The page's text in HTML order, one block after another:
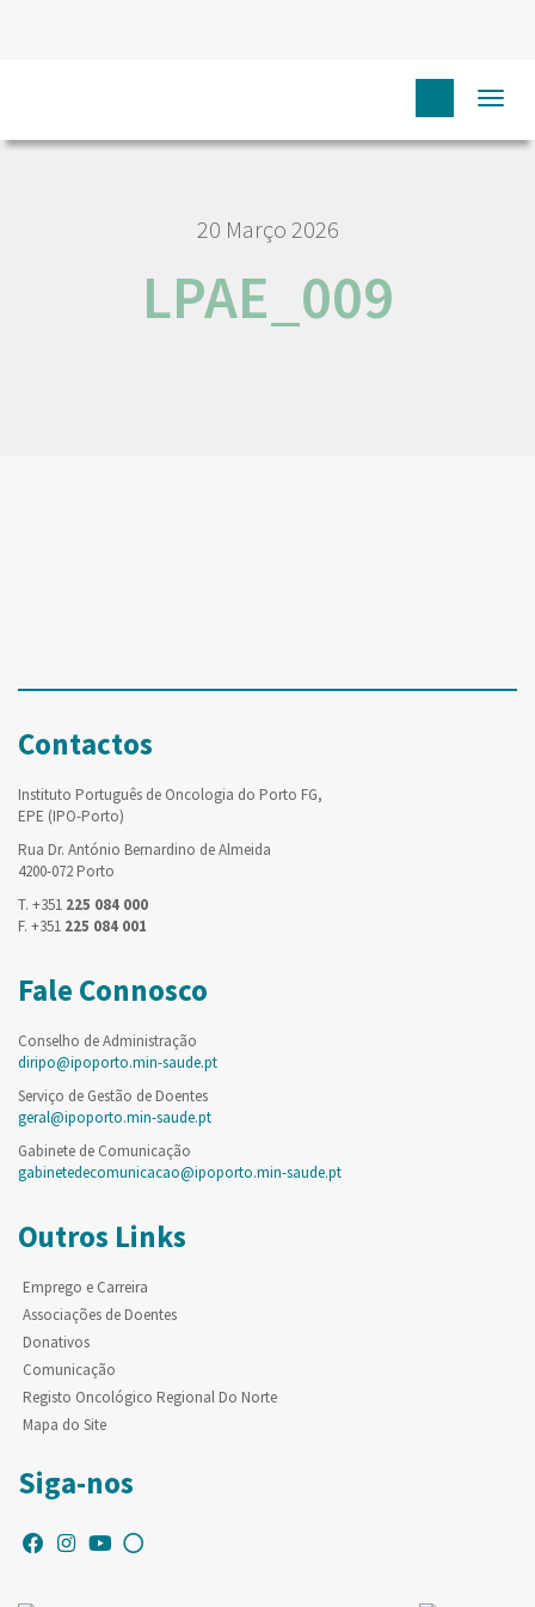
20 Março 2026
LPAE_009
Contactos
Instituto Português de Oncologia do Porto FG,
EPE (IPO-Porto)
Rua Dr. António Bernardino de Almeida
4200-072 Porto
T. +351 225 084 000
F. +351 225 084 001
Fale Connosco
Conselho de Administração
diripo@ipoporto.min-saude.pt
Serviço de Gestão de Doentes
geral@ipoporto.min-saude.pt
Gabinete de Comunicação
gabinetedecomunicacao@ipoporto.min-saude.pt
Outros Links
Emprego e Carreira
Associações de Doentes
Donativos
Comunicação
Registo Oncológico Regional Do Norte
Mapa do Site
Siga-nos